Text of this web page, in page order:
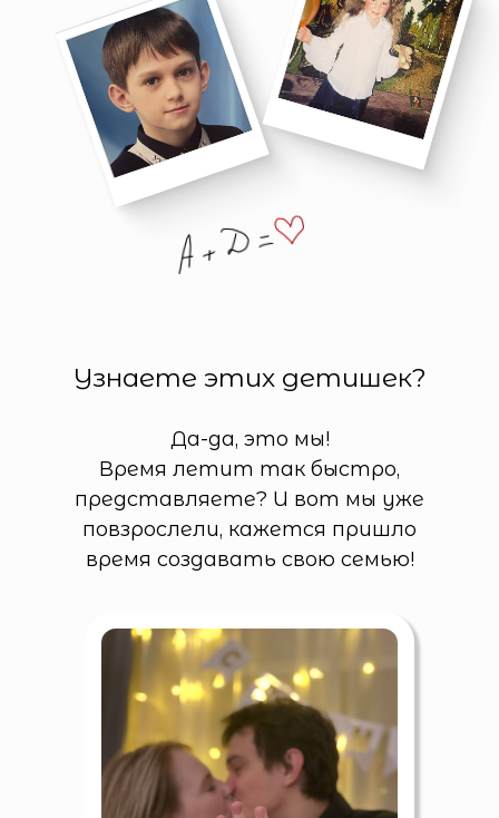
Узнаете этих детишек?
Да-да, это мы!
Время летит так быстро,
представляете? И вот мы уже
повзрослели, кажется пришло
время создавать свою семью!